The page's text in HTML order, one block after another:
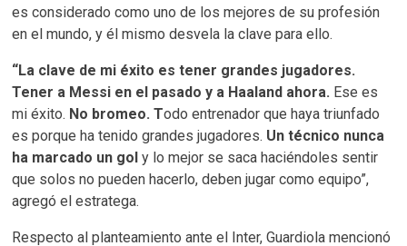
es considerado como uno de los mejores de su profesión
en el mundo, y él mismo desvela la clave para ello.
“La clave de mi éxito es tener grandes jugadores.
Tener a Messi en el pasado y a Haaland ahora. Ese es
mi éxito. No bromeo. Todo entrenador que haya triunfado
es porque ha tenido grandes jugadores. Un técnico nunca
ha marcado un gol y lo mejor se saca haciéndoles sentir
que solos no pueden hacerlo, deben jugar como equipo”,
agregó el estratega.
Respecto al planteamiento ante el Inter, Guardiola mencionó